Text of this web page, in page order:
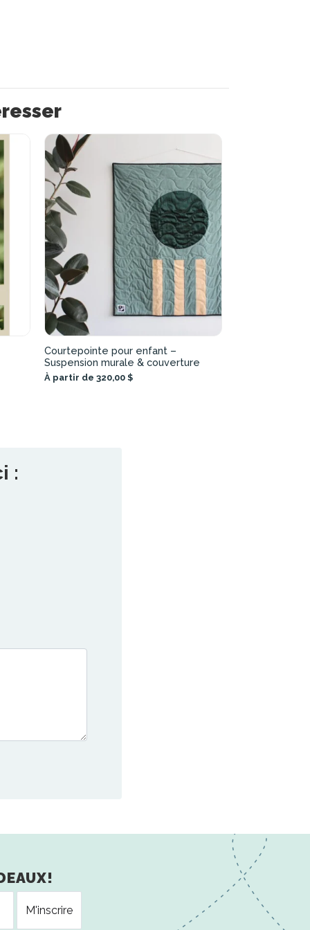
Courtepointe pour enfant –
Suspension murale & couverture
À partir de 320,00 $
: